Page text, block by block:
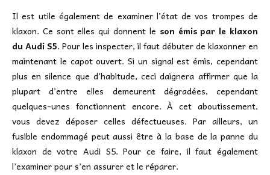
Il est utile également de examiner l’état de vos trompes de
klaxon. Ce sont elles qui donnent le son émis par le klaxon
du Audi S5. Pour les inspecter, il faut débuter de klaxonner en
maintenant le capot ouvert. Si un signal est émis, cependant
plus en silence que d’habitude, ceci daignera affirmer que la
plupart d’entre elles demeurent dégradées, cependant
quelques-unes fonctionnent encore. À cet aboutissement,
vous devez déposer celles défectueuses. Par ailleurs, un
fusible endommagé peut aussi être à la base de la panne du
klaxon de votre Audi S5. Pour ce faire, il faut également
l’examiner pour s’en assurer et le réparer.